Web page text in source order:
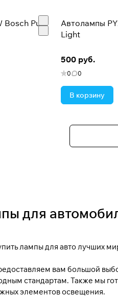
Bosch Pure
Автолампы
Light
500 руб.
0 0
В корзину
для
лампы для авто лучших
вам большой
стандартам. Также мы
элементов освещения.